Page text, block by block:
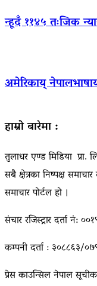
न्हूदँ ११४५ तःजिक
अमेरिकाय्
हाम्रो बारेमा :
तुलाधर एण्ड मिडिया
सबै क्षेत्रका निष्पक्ष
समाचार पोर्टल हो ।
संचार रजिस्ट्रार दर्ता नं:
कम्पनी दर्ता : ३०८८६३/
प्रेस काउन्सिल नेपाल